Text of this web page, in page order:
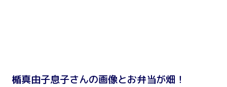
楯真由子息子さんの画像とお弁当が畑！